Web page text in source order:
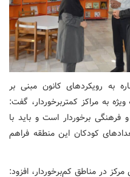
به رویکردهای کانون مبنی بر
به مراکز کمتربرخوردار، گفت:
برخوردار است و باید با
کودکان این منطقه فراهم
در مناطق کم‌برخوردار، افزود: